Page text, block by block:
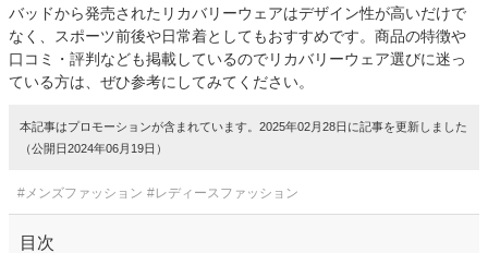
バッドから発売されたリカバリーウェアはデザイン性が高いだけで
なく、スポーツ前後や日常着としてもおすすめです。商品の特徴や
口コミ・評判なども掲載しているのでリカバリーウェア選びに迷っ
ている方は、ぜひ参考にしてみてください。
本記事はプロモーションが含まれています。2025年02月28日に記事を更新しました
（公開日2024年06月19日）
#メンズファッション #レディースファッション
目次